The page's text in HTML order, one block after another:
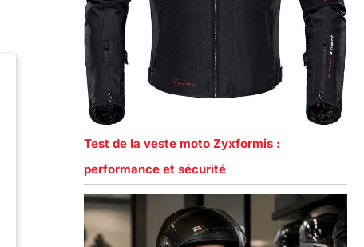
Test de la veste moto Zyxformis :
performance et sécurité